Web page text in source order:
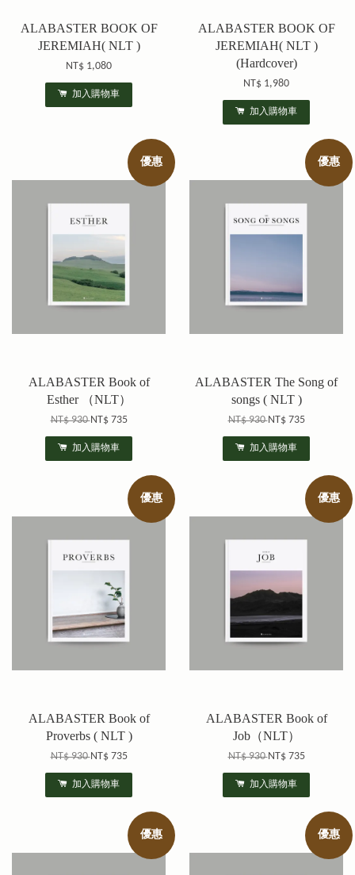
ALABASTER BOOK OF
JEREMIAH( NLT )
NT$ 1,080
加入購物車
ALABASTER BOOK OF
JEREMIAH( NLT )
(Hardcover)
NT$ 1,980
加入購物車
優惠
ALABASTER Book of
Esther （NLT）
NT$ 930NT$ 735
加入購物車
優惠
ALABASTER The Song of
songs ( NLT )
NT$ 930NT$ 735
加入購物車
優惠
ALABASTER Book of
Proverbs ( NLT )
NT$ 930NT$ 735
加入購物車
優惠
ALABASTER Book of
Job（NLT）
NT$ 930NT$ 735
加入購物車
優惠 優惠